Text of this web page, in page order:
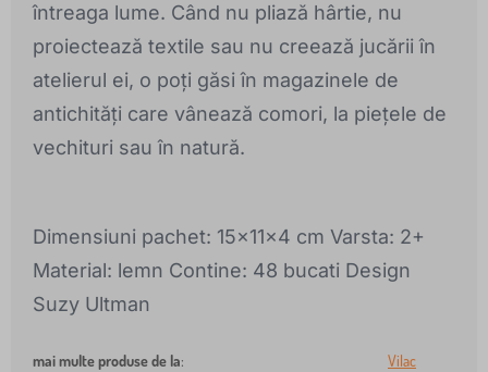
întreaga lume. Când nu pliază hârtie, nu
proiectează textile sau nu creează jucării în
atelierul ei, o poți găsi în magazinele de
antichități care vânează comori, la piețele de
vechituri sau în natură.
Dimensiuni pachet: 15x11x4 cm Varsta: 2+
Material: lemn Contine: 48 bucati Design
Suzy Ultman
mai multe produse de la: Vilac